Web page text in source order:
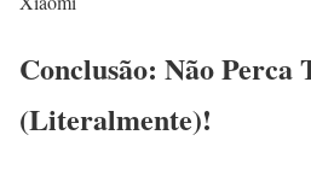
Conclusão: Não Perca
(Literalmente)!